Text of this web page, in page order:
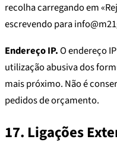
recolha carregando em
escrevendo para
Endereço IP.O endereço
utilização abusiva dos
mais próximo. Não é
pedidos de orçamento.
17. Ligações